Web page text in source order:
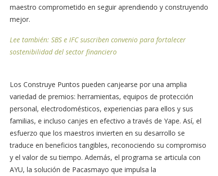
maestro comprometido en seguir aprendiendo y construyendo
mejor.
Lee también: SBS e IFC suscriben convenio para fortalecer
sostenibilidad del sector financiero
Los Construye Puntos pueden canjearse por una amplia
variedad de premios: herramientas, equipos de protección
personal, electrodomésticos, experiencias para ellos y sus
familias, e incluso canjes en efectivo a través de Yape. Así, el
esfuerzo que los maestros invierten en su desarrollo se
traduce en beneficios tangibles, reconociendo su compromiso
y el valor de su tiempo. Además, el programa se articula con
AYU, la solución de Pacasmayo que impulsa la